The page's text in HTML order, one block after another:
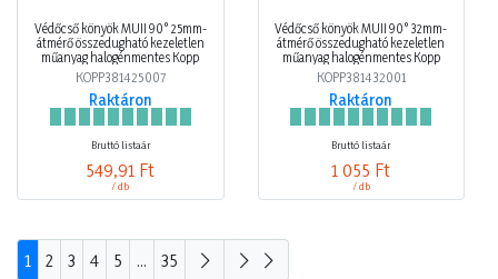
Védőcső könyök MÜII 90° 25mm-
átmérő összedugható kezeletlen
műanyag halogénmentes Kopp
KOPP381425007
Raktáron
Bruttó listaár
549,91 Ft
/ db
Védőcső könyök MÜII 90° 32mm-
átmérő összedugható kezeletlen
műanyag halogénmentes Kopp
KOPP381432001
Raktáron
Bruttó listaár
1 055 Ft
/ db
1 2 3 4 5 ... 35